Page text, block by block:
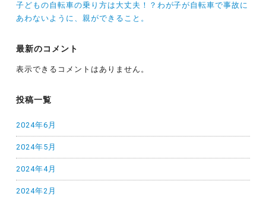
子どもの自転車の乗り方は大丈夫！？わが子が自転車で事故に
あわないように、親ができること。
最新のコメント
表示できるコメントはありません。
投稿一覧
2024年6月
2024年5月
2024年4月
2024年2月